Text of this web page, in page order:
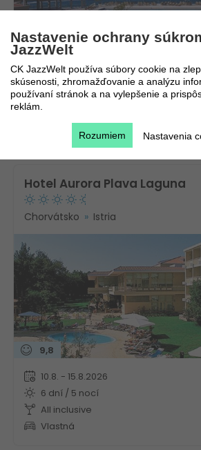
Novinka!
10.8. - 17.8.2026
8 dní / 7 nocí
Bez stravy
Hotel Aurora Plava Laguna
Chorvátsko Istria
9,8
10.8. - 15.8.2026
6 dní / 5 nocí
All inclusive
Vlastná
Nastavenie ochrany
JazzWelt
CK JazzWelt používa súbory cookie na
skúsenosti, zhromažďovanie a analýzu
používaní stránok a na vylepšenie a
reklám.
Nastavenia
Rozumiem